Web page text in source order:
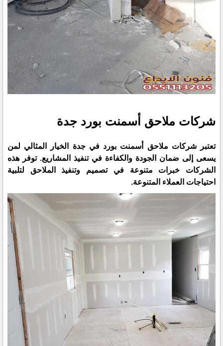
شركات ملاحق أسمنت بورد جدة
تعتبر شركات ملاحق أسمنت بورد في جدة الخيار المثالي لمن
يسعى إلى ضمان الجودة والكفاءة في تنفيذ المشاريع. توفر هذه
الشركات خبرات متنوعة في تصميم وتنفيذ الملاحق لتلبية
احتياجات العملاء المتنوعة.